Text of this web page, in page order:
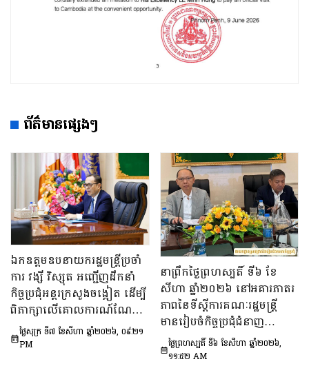
ព័ត៌មានផ្សេងៗ
ឯកឧត្តមឧបនាយករដ្ឋមន្រ្តីប្រចាំ
ការ វង្សី វិស្សុត អញ្ជើញដឹកនាំ
កិច្ចប្រជុំអន្តរក្រសួងចង្អៀត ដើម្បី
ពិភាក្សាលើគោលការណ៍​ណែនាំ
ស្តីពីការរៀបចំប្រកាស ប្រកាស
អន្តរក្រសួង និងប្រកាសរួម របស់
ថ្ងៃសុក្រ ទី៧ ខែសីហា ឆ្នាំ២០២៦, ០៩:២១
PM
នាព្រឹកថ្ងៃព្រហស្បតិ៍ ទី៦ ខែ
សីហា ឆ្នាំ២០២៦ នៅអគារភាតរ
ភាពនៃទីស្តីការគណៈរដ្ឋមន្រ្តី
មានរៀបចំកិច្ចប្រជុំជំនាញ
បច្ចេកទេស ក្រោមអធិបតីភាព
ឯកឧត្តម សុក ផេង រដ្ឋលេខាធិ
ថ្ងៃព្រហស្បតិ៍ ទី៦ ខែសីហា ឆ្នាំ២០២៦,
១១:៥២ AM